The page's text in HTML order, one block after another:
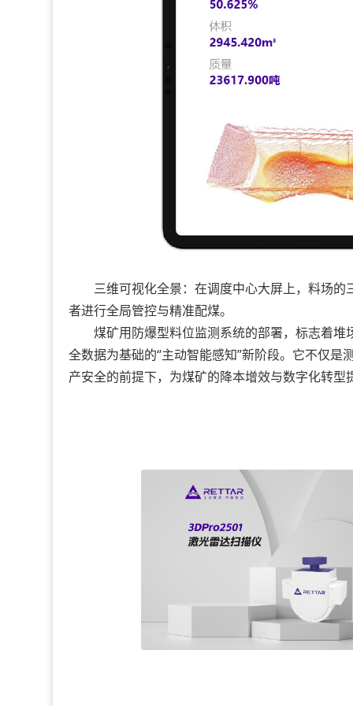
三维可视化全景：在调度中心大屏上，料场的
者进行全局管控与精准配煤。
煤矿用防爆型料位监测系统的部署，标志着堆
全数据为基础的“主动智能感知”新阶段。它不仅
产安全的前提下，为煤矿的降本增效与数字化转型